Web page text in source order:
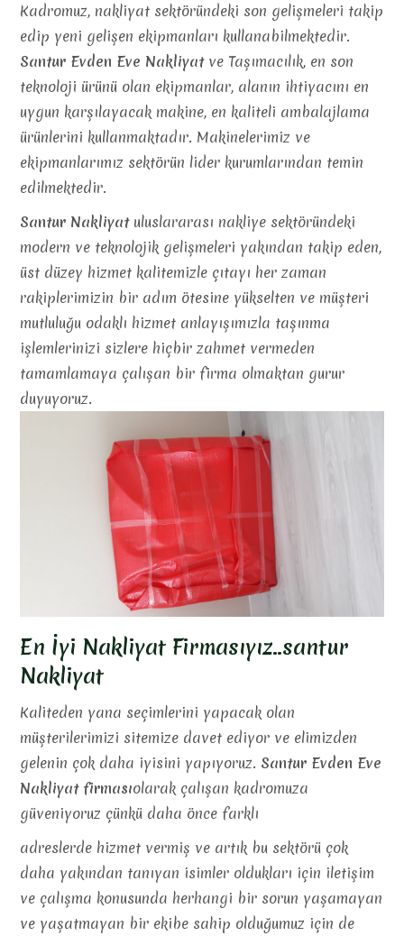
Kadromuz, nakliyat sektöründeki son gelişmeleri takip
edip yeni gelişen ekipmanları kullanabilmektedir.
Santur Evden Eve Nakliyatve Taşımacılık, en son
teknoloji ürünü olan ekipmanlar, alanın ihtiyacını en
uygun karşılayacak makine, en kaliteli ambalajlama
ürünlerini kullanmaktadır. Makinelerimiz ve
ekipmanlarımız sektörün lider kurumlarından temin
edilmektedir.
Santur Nakliyatuluslararası nakliye sektöründeki
modern ve teknolojik gelişmeleri yakından takip eden,
üst düzey hizmet kalitemizle çıtayı her zaman
rakiplerimizin bir adım ötesine yükselten ve müşteri
mutluluğu odaklı hizmet anlayışımızla taşınma
işlemlerinizi sizlere hiçbir zahmet vermeden
tamamlamaya çalışan bir firma olmaktan gurur
duyuyoruz.
En İyi Nakliyat Firmasıyız..santur
Nakliyat
Kaliteden yana seçimlerini yapacak olan
müşterilerimizi sitemize davet ediyor ve elimizden
gelenin çok daha iyisini yapıyoruz. Santur Evden Eve
Nakliyat firmasıolarak çalışan kadromuza
güveniyoruz çünkü daha önce farklı
adreslerde hizmet vermiş ve artık bu sektörü çok
daha yakından tanıyan isimler oldukları için iletişim
ve çalışma konusunda herhangi bir sorun yaşamayan
ve yaşatmayan bir ekibe sahip olduğumuz için de